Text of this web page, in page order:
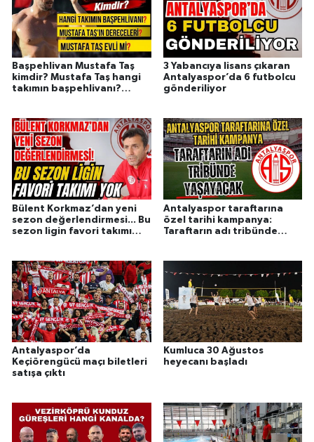
Başpehlivan Mustafa Taş
kimdir? Mustafa Taş hangi
takımın başpehlivanı?
3 Yabancıya lisans çıkaran
Antalyaspor’da 6 futbolcu
gönderiliyor
Bülent Korkmaz’dan yeni
sezon değerlendirmesi... Bu
sezon ligin favori takımı
Antalyaspor taraftarına
özel tarihi kampanya:
Taraftarın adı tribünde
Antalyaspor’da
Keçiörengücü maçı biletleri
satışa çıktı
Kumluca 30 Ağustos
heyecanı başladı